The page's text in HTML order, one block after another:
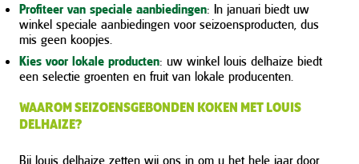
Profiteer van speciale aanbiedingen: In januari biedt uw
winkel speciale aanbiedingen voor seizoensproducten, dus
mis geen koopjes.
Kies voor lokale producten: uw winkel louis delhaize biedt
een selectie groenten en fruit van lokale producenten.
WAAROM SEIZOENSGEBONDEN KOKEN MET LOUIS
DELHAIZE?
Bij louis delhaize zetten wij ons in om u het hele jaar door